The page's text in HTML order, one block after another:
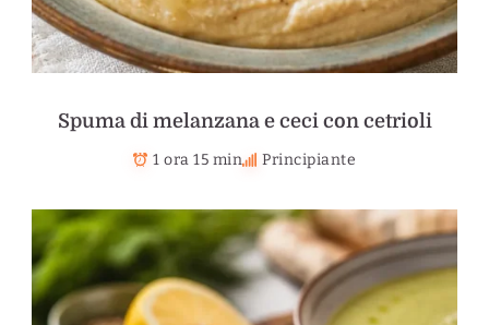
Spuma di melanzana e ceci con cetrioli
1 ora 15 min Principiante